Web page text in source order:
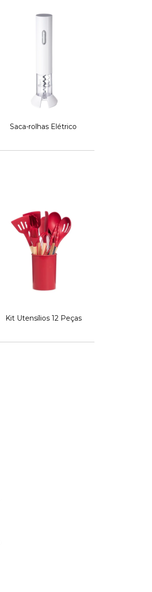
Saca-rolhas Elétrico
Kit Utensílios 12 Peças